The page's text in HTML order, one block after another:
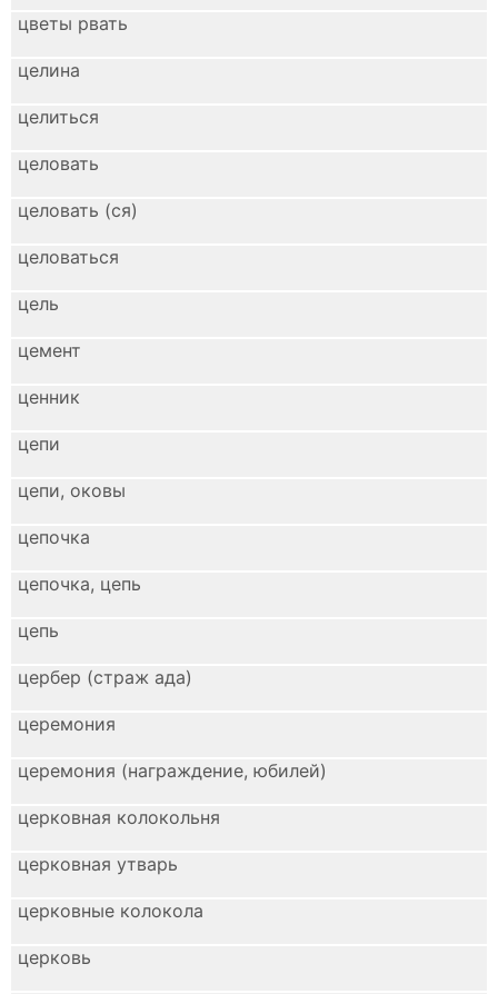
цветы рвать
целина
целиться
целовать
целовать (ся)
целоваться
цель
цемент
ценник
цепи
цепи, оковы
цепочка
цепочка, цепь
цепь
цербер (страж ада)
церемония
церемония (награждение, юбилей)
церковная колокольня
церковная утварь
церковные колокола
церковь